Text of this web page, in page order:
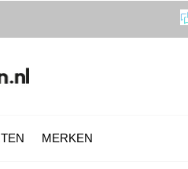
MERKEN